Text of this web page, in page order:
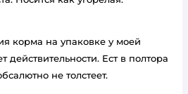
корма на упаковке у моей
действительности. Ест в полтора
не толстеет.